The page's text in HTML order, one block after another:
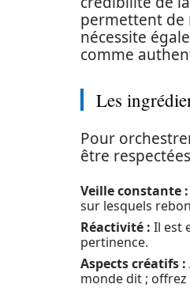
permettent de
nécessite
comme
Les
Pour
être
Veille constante :
sur lesquels
Réactivité : Il est
pertinence.
Aspects créatifs :
monde dit ;